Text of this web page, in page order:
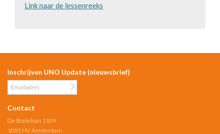
Link naar de lessenreeks
Inschrijven UNO Update (nieuwsbrief)
Contact
De Boelelaan 1109
1081 HV Amsterdam